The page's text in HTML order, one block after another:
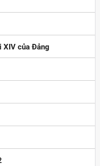
XIV của Đảng